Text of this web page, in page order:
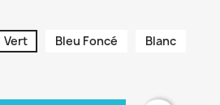
Vert Bleu Foncé Blanc